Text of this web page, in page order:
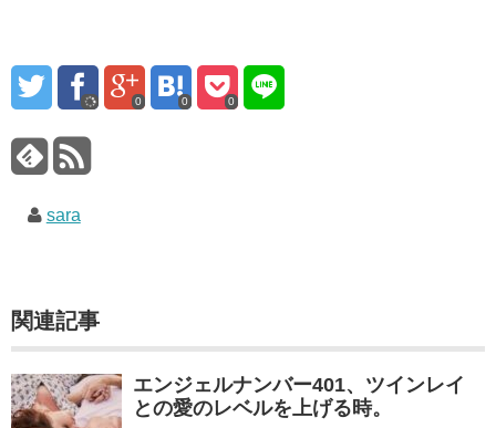
0 0 0
sara
関連記事
エンジェルナンバー401、ツインレイ
との愛のレベルを上げる時。